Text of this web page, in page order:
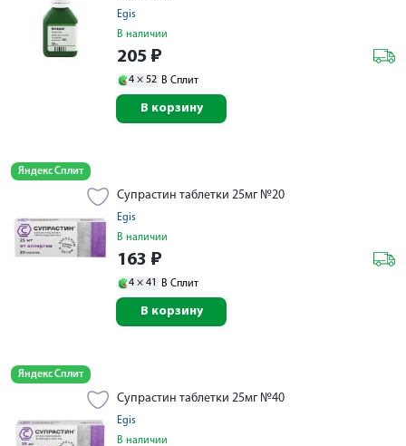
Egis
В наличии
205 ₽
4 × 52 В Сплит
В корзину
Яндекс Сплит
Супрастин таблетки 25мг №20
Egis
В наличии
163 ₽
4 × 41 В Сплит
В корзину
Яндекс Сплит
Супрастин таблетки 25мг №40
Egis
В наличии